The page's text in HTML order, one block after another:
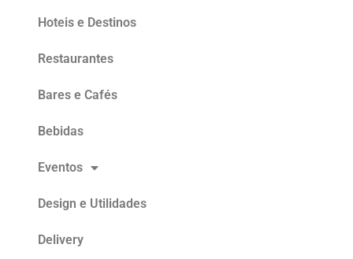
Hoteis e Destinos
Restaurantes
Bares e Cafés
Bebidas
Eventos
Design e Utilidades
Delivery